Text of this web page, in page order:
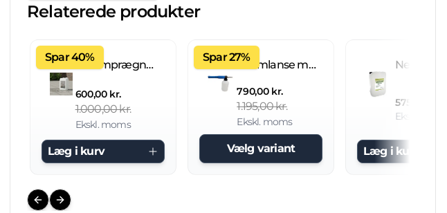
Relaterede produkter
Spar 40%
Fliseimprægnering IC 20 L brugsklar
600,00 kr.
1.000,00 kr.
Ekskl. moms
Læg i kurv
Spar 27%
Skumlanse med 2 L beholder
790,00 kr.
1.195,00 kr.
Ekskl. moms
Vælg variant
575,00 kr.
Ekskl.
Læg i kurv
Previous slide
Next slide